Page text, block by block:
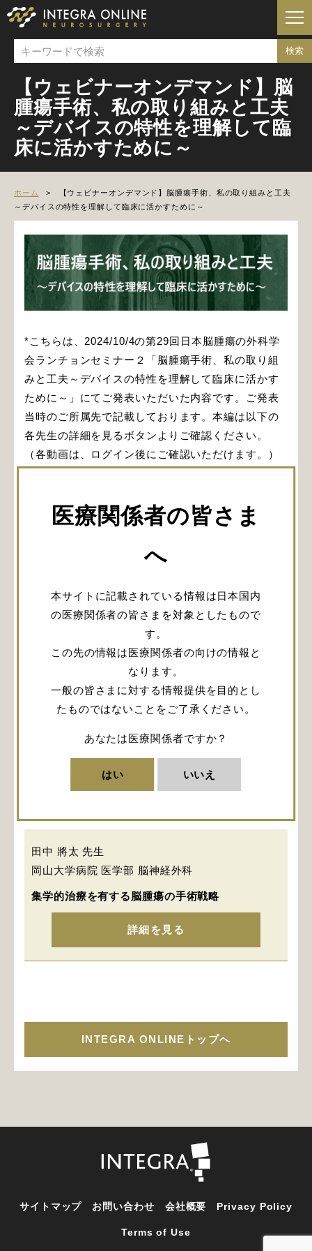
医療関係者の皆さま
へ
本サイトに記載されている情報は日本国内
の医療関係者の皆さまを対象としたもので
す。
この先の情報は医療関係者の向けの情報と
なります。
一般の皆さまに対する情報提供を目的とし
たものではないことをご了承ください。
あなたは医療関係者ですか？
はい いいえ
【ウェビナーオンデマンド】脳
腫瘍手術、私の取り組みと工夫
～デバイスの特性を理解して臨
床に活かすために～
ホーム
【ウェビナーオンデマンド】脳腫瘍手術、私の取り組みと工夫
～デバイスの特性を理解して臨床に活かすために～
*こちらは、2024/10/4の第29回日本脳腫瘍の外科学
会ランチョンセミナー２「脳腫瘍手術、私の取り組
みと工夫～デバイスの特性を理解して臨床に活かす
ために～」にてご発表いただいた内容です。ご発表
当時のご所属先で記載しております。本編は以下の
各先生の詳細を見るボタンよりご確認ください。
（各動画は、ログイン後にご確認いただけます。）
座長
山形大学大学院 医学研究科 脳神経外科
演者
渡邉 健太郎 先生
東京慈恵会医科大学附属病院 脳神経外科
安全な脳腫瘍摘出をめざしたCUSA® Clarityの使
田中 將太 先生
岡山大学病院 医学部 脳神経外科
集学的治療を有する脳腫瘍の手術戦略
詳細を見る
INTEGRA ONLINEトップへ
サイトマップ お問い合わせ 会社概要 Privacy Policy
Terms of Use